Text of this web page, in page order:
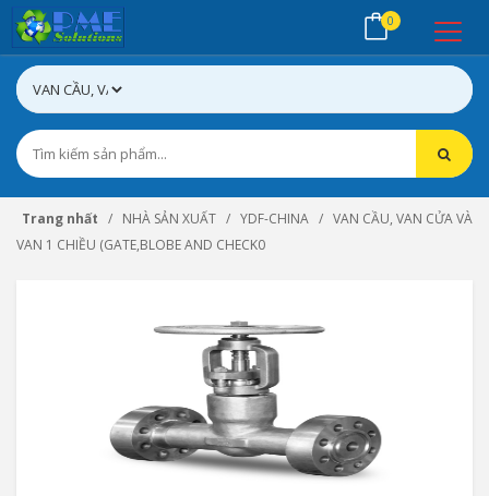
0
Trang nhất NHÀ SẢN XUẤT YDF-CHINA
VAN CẦU, VAN CỬA VÀ
VAN 1 CHIỀU (GATE,BLOBE AND CHECK0